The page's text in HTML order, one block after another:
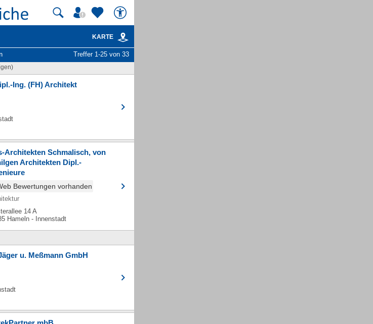
KARTE
Treffer 1-25 von 33
Ing. (FH) Architekt
Architekten Schmalisch, von
Architekten Dipl.-
Bewertungen vorhanden
14 A
Hameln - Innenstadt
u. Meßmann GmbH